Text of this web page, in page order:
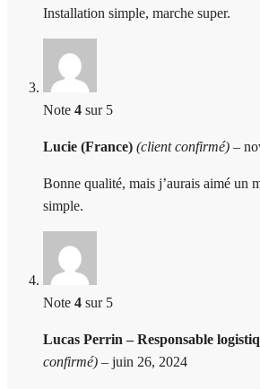
Installation simple, marche super.
Note 4 sur 5
Lucie (France) (client confirmé) –
Bonne qualité, mais j’aurais aimé un
simple.
Note 4 sur 5
Lucas Perrin – Responsable
confirmé) – juin 26, 2024